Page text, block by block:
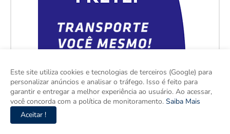
Este site utiliza cookies e tecnologias de terceiros (Google) para
personalizar anúncios e analisar o tráfego. Isso é feito para
garantir e entregar a melhor experiência ao usuário. Ao acessar,
você concorda com a política de monitoramento. Saiba Mais
Aceitar !